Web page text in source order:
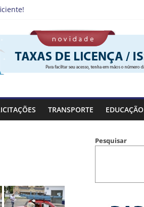
editais da PNAB
Amarela na região da Rocinha
TRANSPORTE EDUCAÇÃO
Pesquisar